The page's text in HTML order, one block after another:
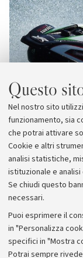
Questo
Nel nostro sito
funzionamento, sia
che potrai attivare
Cookie e altri
analisi statistiche,
istituzionale e
Se chiudi questo
necessari.
Puoi esprimere il
in "Personalizza
specifici in "Mostra
Potrai sempre